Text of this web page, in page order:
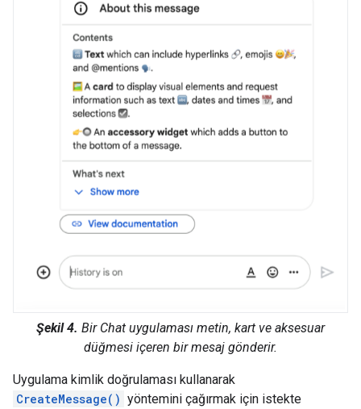
Şekil 4. Bir Chat uygulaması metin, kart ve aksesuar
düğmesi içeren bir mesaj gönderir.
Uygulama kimlik doğrulaması kullanarak
CreateMessage() yöntemini çağırmak için istekte